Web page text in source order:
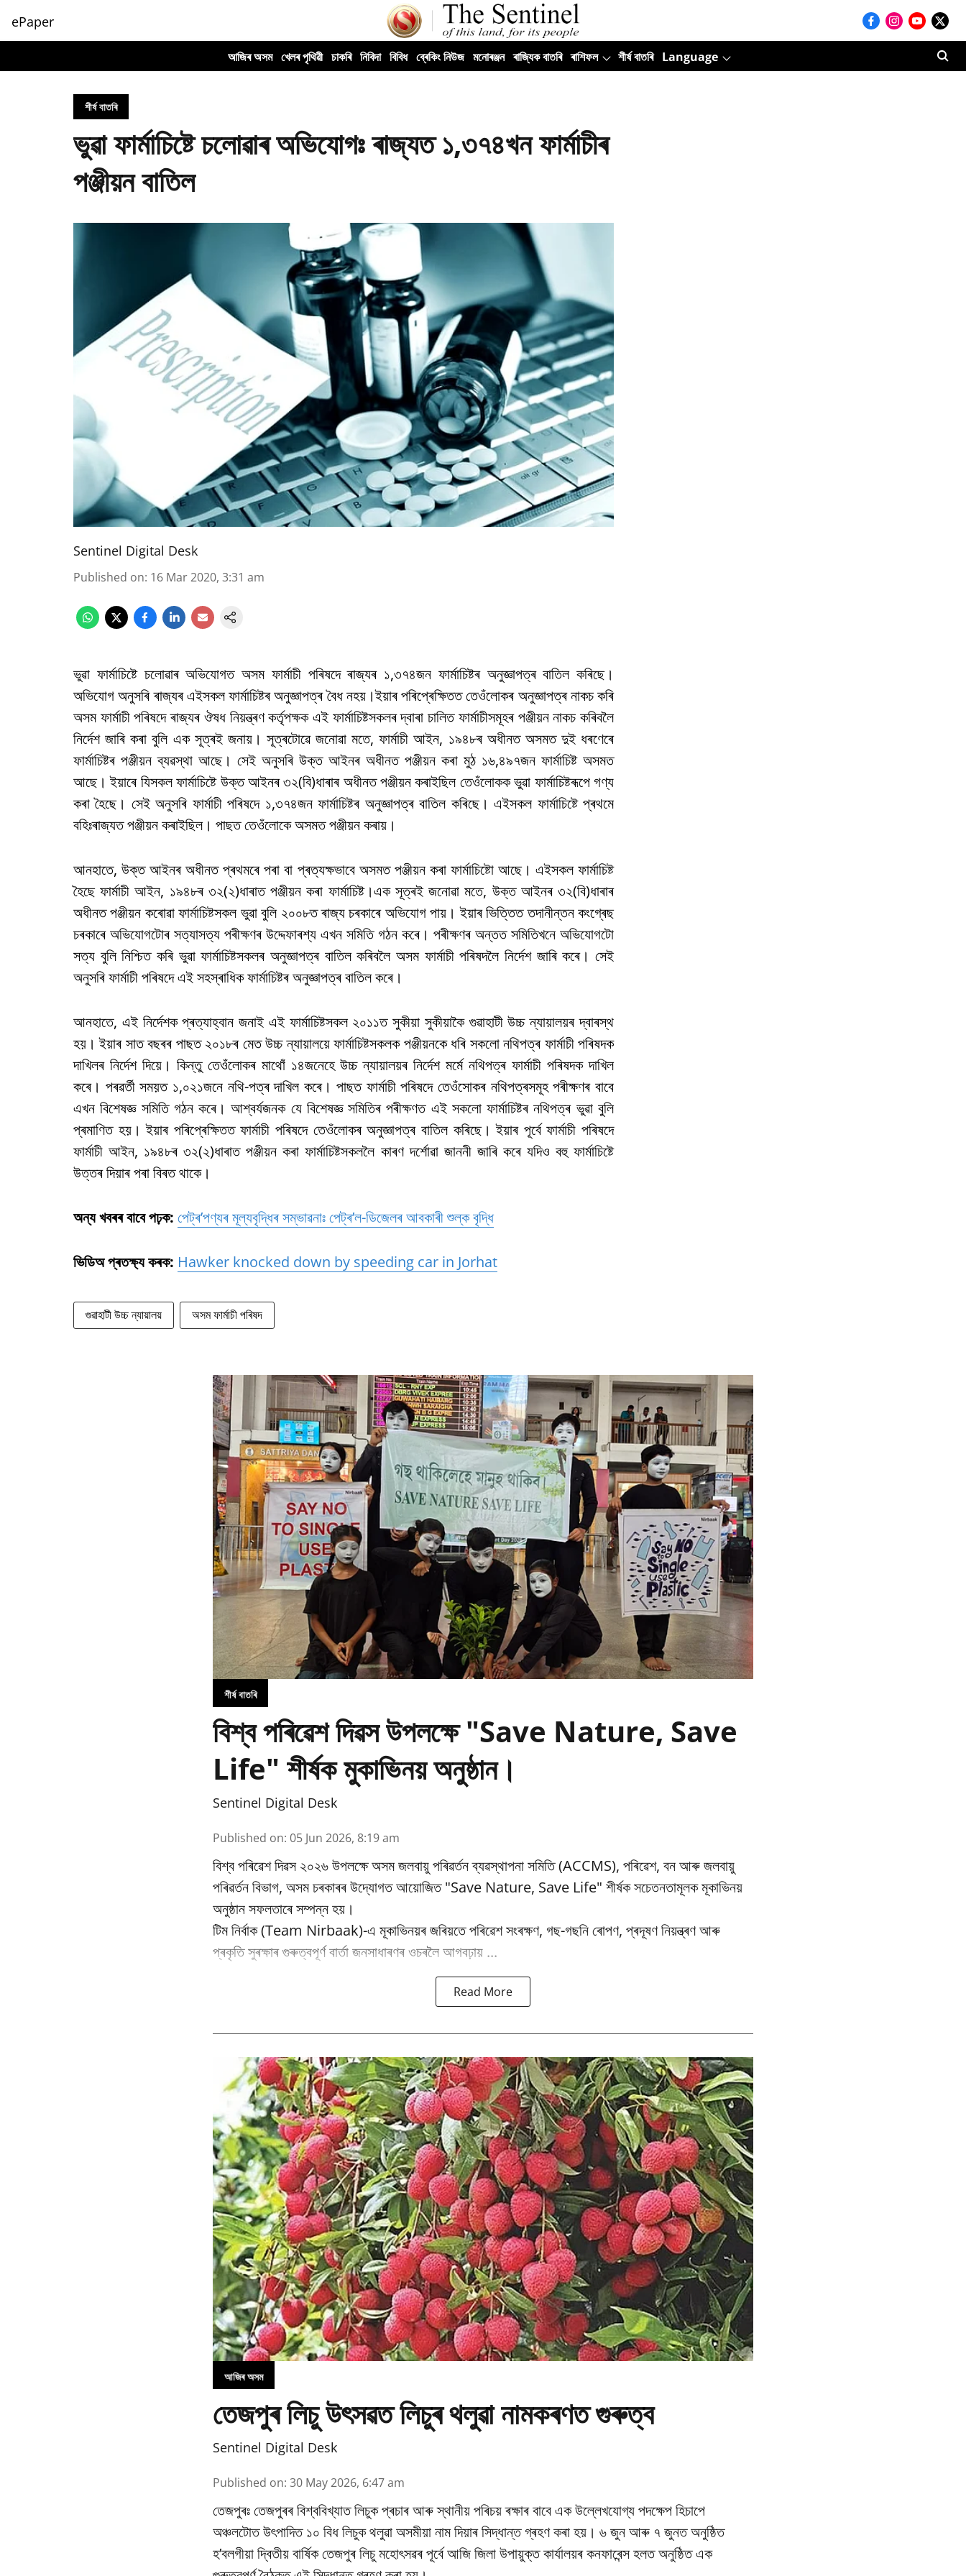
ePaper
আজিৰ অসম খেলৰ পৃথিৱী চাকৰি নিবিদা বিবিধ ব্ৰেকিং নিউজ মনোৰঞ্জন ৰাজ্যিক বাতৰি ৰাশিফল শীৰ্ষ বাতৰি Language
শীৰ্ষ বাতৰি
ভুৱা ফাৰ্মাচিষ্টে চলোৱাৰ অভিযোগঃ ৰাজ্যত ১,৩৭৪খন ফাৰ্মাচীৰ
পঞ্জীয়ন বাতিল
Sentinel Digital Desk
Published on: 16 Mar 2020, 3:31 am
ভুৱা ফাৰ্মাচিষ্টে চলোৱাৰ অভিযোগত অসম ফাৰ্মাচী পৰিষদে ৰাজ্যৰ ১,৩৭৪জন ফাৰ্মাচিষ্টৰ অনুজ্ঞাপত্ৰ বাতিল কৰিছে।
অভিযোগ অনুসৰি ৰাজ্যৰ এইসকল ফাৰ্মাচিষ্টৰ অনুজ্ঞাপত্ৰ বৈধ নহয়।ইয়াৰ পৰিপ্ৰেক্ষিতত তেওঁলোকৰ অনুজ্ঞাপত্ৰ নাকচ কৰি
অসম ফাৰ্মাচী পৰিষদে ৰাজ্যৰ ঔষধ নিয়ন্ত্ৰণ কৰ্তৃপক্ষক এই ফাৰ্মাচিষ্টসকলৰ দ্বাৰা চালিত ফাৰ্মাচীসমূহৰ পঞ্জীয়ন নাকচ কৰিবলৈ
নিৰ্দেশ জাৰি কৰা বুলি এক সূত্ৰই জনায়। সূত্ৰটোৱে জনোৱা মতে, ফাৰ্মাচী আইন, ১৯৪৮ৰ অধীনত অসমত দুই ধৰণেৰে
ফাৰ্মাচিষ্টৰ পঞ্জীয়ন ব্যৱস্থা আছে। সেই অনুসৰি উক্ত আইনৰ অধীনত পঞ্জীয়ন কৰা মুঠ ১৬,৪৯৭জন ফাৰ্মাচিষ্ট অসমত
আছে। ইয়াৰে যিসকল ফাৰ্মাচিষ্টে উক্ত আইনৰ ৩২(বি)ধাৰাৰ অধীনত পঞ্জীয়ন কৰাইছিল তেওঁলোকক ভুৱা ফাৰ্মাচিষ্টৰূপে গণ্য
কৰা হৈছে। সেই অনুসৰি ফাৰ্মাচী পৰিষদে ১,৩৭৪জন ফাৰ্মাচিষ্টৰ অনুজ্ঞাপত্ৰ বাতিল কৰিছে। এইসকল ফাৰ্মাচিষ্টে প্ৰথমে
বহিঃৰাজ্যত পঞ্জীয়ন কৰাইছিল। পাছত তেওঁলোকে অসমত পঞ্জীয়ন কৰায়।
আনহাতে, উক্ত আইনৰ অধীনত প্ৰথমৰে পৰা বা প্ৰত্যক্ষভাবে অসমত পঞ্জীয়ন কৰা ফাৰ্মাচিষ্টো আছে। এইসকল ফাৰ্মাচিষ্ট
হৈছে ফাৰ্মাচী আইন, ১৯৪৮ৰ ৩২(২)ধাৰাত পঞ্জীয়ন কৰা ফাৰ্মাচিষ্ট।এক সূত্ৰই জনোৱা মতে, উক্ত আইনৰ ৩২(বি)ধাৰাৰ
অধীনত পঞ্জীয়ন কৰোৱা ফাৰ্মাচিষ্টসকল ভুৱা বুলি ২০০৮ত ৰাজ্য চৰকাৰে অভিযোগ পায়। ইয়াৰ ভিত্তিত তদানীন্তন কংগ্ৰেছ
চৰকাৰে অভিযোগটোৰ সত্যাসত্য পৰীক্ষণৰ উদ্দেফাৰশ্য এখন সমিতি গঠন কৰে। পৰীক্ষণৰ অন্তত সমিতিখনে অভিযোগটো
সত্য বুলি নিশ্চিত কৰি ভুৱা ফাৰ্মাচিষ্টসকলৰ অনুজ্ঞাপত্ৰ বাতিল কৰিবলৈ অসম ফাৰ্মাচী পৰিষদলৈ নিৰ্দেশ জাৰি কৰে। সেই
অনুসৰি ফাৰ্মাচী পৰিষদে এই সহস্ৰাধিক ফাৰ্মাচিষ্টৰ অনুজ্ঞাপত্ৰ বাতিল কৰে।
আনহাতে, এই নিৰ্দেশক প্ৰত্যাহ্বান জনাই এই ফাৰ্মাচিষ্টসকল ২০১১ত সুকীয়া সুকীয়াকৈ গুৱাহাটী উচ্চ ন্যায়ালয়ৰ দ্বাৰস্থ
হয়। ইয়াৰ সাত বছৰৰ পাছত ২০১৮ৰ মেত উচ্চ ন্যায়ালয়ে ফাৰ্মাচিষ্টসকলক পঞ্জীয়নকে ধৰি সকলো নথিপত্ৰ ফাৰ্মাচী পৰিষদক
দাখিলৰ নিৰ্দেশ দিয়ে। কিন্তু তেওঁলোকৰ মাথোঁ ১৪জনেহে উচ্চ ন্যায়ালয়ৰ নিৰ্দেশ মৰ্মে নথিপত্ৰ ফাৰ্মাচী পৰিষদক দাখিল
কৰে। পৰৱৰ্তী সময়ত ১,০২১জনে নথি-পত্ৰ দাখিল কৰে। পাছত ফাৰ্মাচী পৰিষদে তেওঁসোকৰ নথিপত্ৰসমূহ পৰীক্ষণৰ বাবে
এখন বিশেষজ্ঞ সমিতি গঠন কৰে। আশ্বৰ্যজনক যে বিশেষজ্ঞ সমিতিৰ পৰীক্ষণত এই সকলো ফাৰ্মাচিষ্টৰ নথিপত্ৰ ভুৱা বুলি
প্ৰমাণিত হয়। ইয়াৰ পৰিপ্ৰেক্ষিতত ফাৰ্মাচী পৰিষদে তেওঁলোকৰ অনুজ্ঞাপত্ৰ বাতিল কৰিছে। ইয়াৰ পূৰ্বে ফাৰ্মাচী পৰিষদে
ফাৰ্মাচী আইন, ১৯৪৮ৰ ৩২(২)ধাৰাত পঞ্জীয়ন কৰা ফাৰ্মাচিষ্টসকললৈ কাৰণ দৰ্শোৱা জাননী জাৰি কৰে যদিও বহু ফাৰ্মাচিষ্টে
উত্তৰ দিয়াৰ পৰা বিৰত থাকে।
অন্যখবৰৰবাবেপঢ়ক: পেট্ৰ’পণ্যৰ মূল্যবৃদ্ধিৰ সম্ভাৱনাঃ পেট্ৰ’ল-ডিজেলৰ আবকাৰী শুল্ক বৃদ্ধি
ভিডিঅপ্ৰতক্ষ্যকৰক: Hawker knocked down by speeding car in Jorhat
গুৱাহাটী উচ্চ ন্যায়ালয় অসম ফাৰ্মাচী পৰিষদ
শীৰ্ষ বাতৰি
বিশ্ব পৰিৱেশ দিৱস উপলক্ষে "Save Nature, Save
Life" শীৰ্ষক মুকাভিনয় অনুষ্ঠান।
Sentinel Digital Desk
Published on: 05 Jun 2026, 8:19 am
বিশ্ব পৰিৱেশ দিৱস ২০২৬ উপলক্ষে অসম জলবায়ু পৰিৱর্তন ব্যৱস্থাপনা সমিতি (ACCMS), পৰিৱেশ, বন আৰু জলবায়ু
পৰিৱর্তন বিভাগ, অসম চৰকাৰৰ উদ্যোগত আয়োজিত "Save Nature, Save Life" শীৰ্ষক সচেতনতামূলক মূকাভিনয়
অনুষ্ঠান সফলতাৰে সম্পন্ন হয়।
টিম নিৰ্বাক (Team Nirbaak)-এ মূকাভিনয়ৰ জৰিয়তে পৰিৱেশ সংৰক্ষণ, গছ-গছনি ৰোপণ, প্ৰদূষণ নিয়ন্ত্ৰণ আৰু
প্ৰকৃতি সুৰক্ষাৰ গুৰুত্বপূৰ্ণ বাৰ্তা জনসাধাৰণৰ ওচৰলৈ আগবঢ়ায় ...
Read More
আজিৰ অসম
তেজপুৰ লিচু উৎসৱত লিচুৰ থলুৱা নামকৰণত গুৰুত্ব
Sentinel Digital Desk
Published on: 30 May 2026, 6:47 am
তেজপুৰঃ তেজপুৰৰ বিশ্ববিখ্যাত লিচুক প্ৰচাৰ আৰু স্থানীয় পৰিচয় ৰক্ষাৰ বাবে এক উল্লেখযোগ্য পদক্ষেপ হিচাপে
অঞ্চলটোত উৎপাদিত ১০ বিধ লিচুক থলুৱা অসমীয়া নাম দিয়াৰ সিদ্ধান্ত গ্ৰহণ কৰা হয়। ৬ জুন আৰু ৭ জুনত অনুষ্ঠিত
হ’বলগীয়া দ্বিতীয় বাৰ্ষিক তেজপুৰ লিচু মহোৎসৱৰ পূৰ্বে আজি জিলা উপায়ুক্ত কাৰ্যালয়ৰ কনফাৰেন্স হলত অনুষ্ঠিত এক